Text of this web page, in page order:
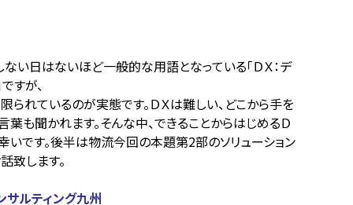
い日はないほど一般的な用語となっている「ＤＸ：デ
すが、
れているのが実態です。ＤＸは難しい、どこから手を
も聞かれます。そんな中、できることからはじめるＤ
です。後半は物流今回の本題第2部のソリューション
致します。
サルティング九州